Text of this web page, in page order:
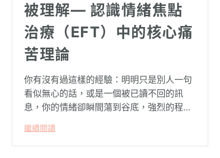
被理解— 認識情緒焦點
治療（EFT）中的核心痛
苦理論
你有沒有過這樣的經驗：明明只是別人一句
看似無心的話，或是一個被已讀不回的訊
息，你的情緒卻瞬間蕩到谷底，強烈的程度
怪：「事情真的有這麼嚴重嗎？」
繼續閱讀